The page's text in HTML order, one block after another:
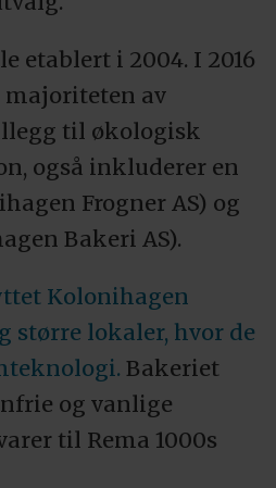
etablert i 2004. I 2016
majoriteten av
til økologisk
også inkluderer en
Frogner AS) og
Bakeri AS).
Kolonihagen
større lokaler, hvor de
Bakeriet
og vanlige
til Rema 1000s